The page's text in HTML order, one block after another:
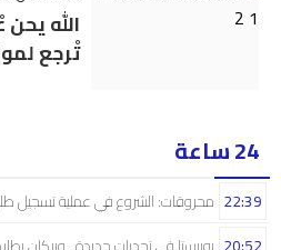
الله
تْرجع
24 ساعة
محروقات: الشروع في عملية تسجيل 22:39